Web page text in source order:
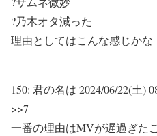
?乃木オタ減った
理由としてはこんな感じかな
150: 君の名は 2024/06/22(土)
>>7
一番の理由はMVが遅過ぎた